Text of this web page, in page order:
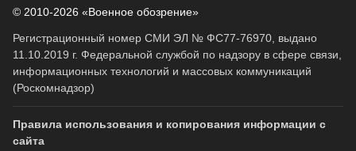
© 2010-2026 «Военное обозрение»
Регистрационный номер СМИ ЭЛ № ФС77-76970, выдано
11.10.2019 г. Федеральной службой по надзору в сфере связи,
информационных технологий и массовых коммуникаций
(Роскомнадзор)
Правила использования и копирования информации с
сайта